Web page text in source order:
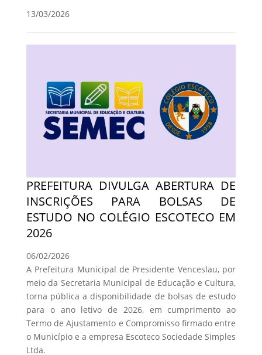
13/03/2026
PREFEITURA DIVULGA ABERTURA DE
INSCRIÇÕES PARA BOLSAS DE
ESTUDO NO COLÉGIO ESCOTECO EM
2026
06/02/2026
A Prefeitura Municipal de Presidente Venceslau, por
meio da Secretaria Municipal de Educação e Cultura,
torna pública a disponibilidade de bolsas de estudo
para o ano letivo de 2026, em cumprimento ao
Termo de Ajustamento e Compromisso firmado entre
o Município e a empresa Escoteco Sociedade Simples
Ltda.